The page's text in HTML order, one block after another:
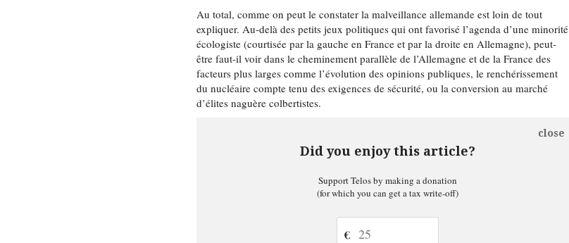
Au total, comme on peut le constater la malveillance allemande est loin de tout
expliquer. Au-delà des petits jeux politiques qui ont favorisé l’agenda d’une minorité
écologiste (courtisée par la gauche en France et par la droite en Allemagne), peut-
être faut-il voir dans le cheminement parallèle de l’Allemagne et de la France des
facteurs plus larges comme l’évolution des opinions publiques, le renchérissement
du nucléaire compte tenu des exigences de sécurité, ou la conversion au marché
d’élites naguère colbertistes.
Did you enjoy this article?
close
Support Telos by making a donation
(for which you can get a tax write-off)
€